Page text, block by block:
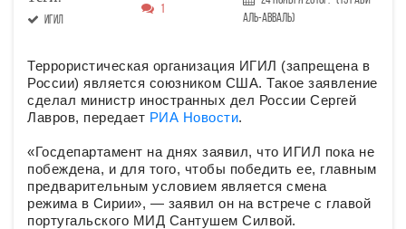
ИГИЛ
1
аль-авваль)
Террористическая организация ИГИЛ (запрещена в
России) является союзником США. Такое заявление
сделал министр иностранных дел России Сергей
Лавров, передает РИА Новости.
«Госдепартамент на днях заявил, что ИГИЛ пока не
побеждена, и для того, чтобы победить ее, главным
предварительным условием является смена
режима в Сирии», — заявил он на встрече с главой
португальского МИД Сантушем Силвой.